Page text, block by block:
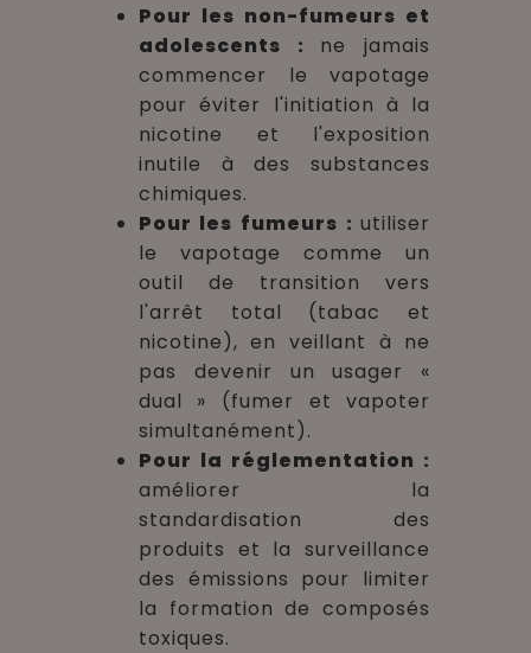
Pour les non-fumeurs et
adolescents : ne jamais
commencer le vapotage
pour éviter l'initiation à la
nicotine et l'exposition
inutile à des substances
chimiques.
Pour les fumeurs :utiliser
le vapotage comme un
outil de transition vers
l'arrêt total (tabac et
nicotine), en veillant à ne
pas devenir un usager «
dual » (fumer et vapoter
simultanément).
Pour la réglementation :
améliorer la
standardisation des
produits et la surveillance
des émissions pour limiter
la formation de composés
toxiques.